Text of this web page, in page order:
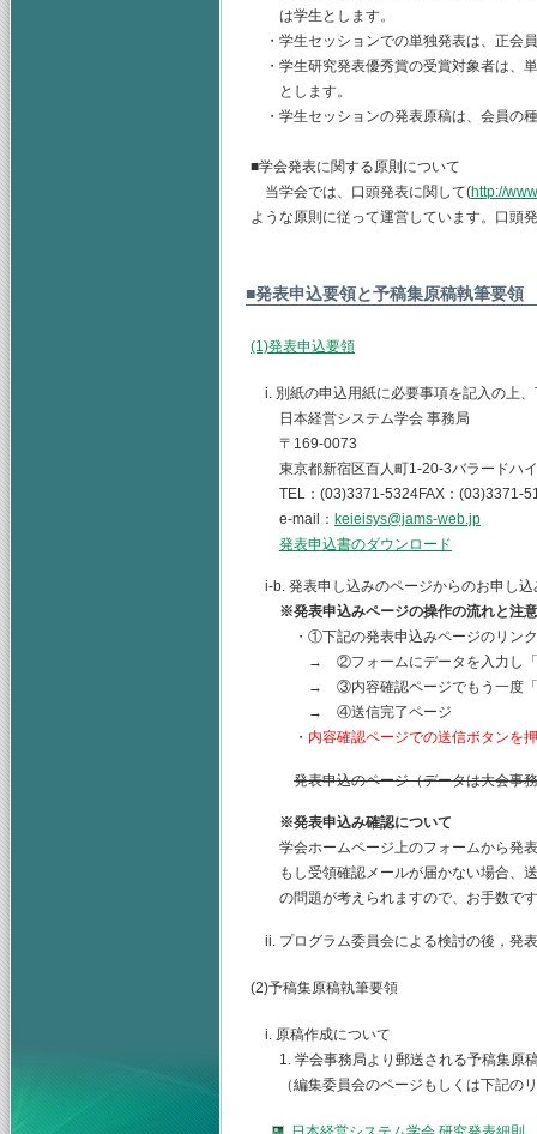
は学生とします。
・学生セッションでの単独発表は、正会
・学生研究発表優秀賞の受賞対象者は、
とします。
・学生セッションの発表原稿は、会員の
■学会発表に関する原則について
当学会では、口頭発表に関して(http://
ような原則に従って運営しています。口頭
■発表申込要領と予稿集原稿執筆要領
(1)発表申込要領
i. 別紙の申込用紙に必要事項を記入の上
日本経営システム学会 事務局
〒169-0073
東京都新宿区百人町1-20-3バラードハ
TEL：(03)3371-5324FAX：(03)3371-
e-mail： keieisys@jams-web.jp
発表申込書のダウンロード
i-b. 発表申し込みのページからのお申し
※発表申込みページの操作の流れと注意
・①下記の発表申込みページのリンク
→ ②フォームにデータを入力し「入
→ ③内容確認ページでもう一度「送
→ ④送信完了ページ
・ 内容確認ページでの送信ボタンを
発表申込のページ（データは大会事
※発表申込み確認について
学会ホームページ上のフォームから発
もし受領確認メールが届かない場合、
の問題が考えられますので、お手数で
ii. プログラム委員会による検討の後，発
(2)予稿集原稿執筆要領
i. 原稿作成について
1. 学会事務局より郵送される予稿集原
（編集委員会のページもしくは下記の